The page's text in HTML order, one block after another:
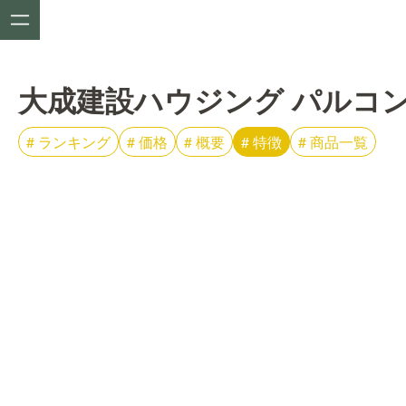
大成建設ハウジング パルコ
# ランキング #価格 #概要 #特徴 #商品一覧